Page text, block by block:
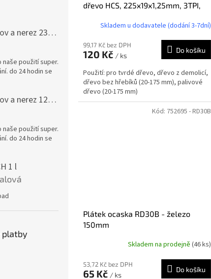
Řezný kotouč na kov a nerez 230x2,0x22 A46T6BF, balení 25ks
z 5 hvězdiček.
použití super.
do 24 hodin se
Řezný kotouč na kov a nerez 125x1,0x22 A46T6BF, balení 25ks
z 5 hvězdiček.
použití super.
do 24 hodin se
1 l
z 5 hvězdiček.
platby
dřevo HCS, 225x19x1,25mm, 3TPI,
Skladem u dodavatele (dodání 3-7dní)
99,17 Kč bez DPH
120 Kč / ks
Do košíku
Použití: pro tvrdé dřevo, dřevo z demolicí,
dřevo bez hřebíků (20-175 mm), palivové
dřevo (20-175 mm)
Plátek ocaska RD30B - železo
150mm
Skladem na prodejně (46 ks)
53,72 Kč bez DPH
65 Kč / ks
Do košíku
Kód: 752695 - RD30B